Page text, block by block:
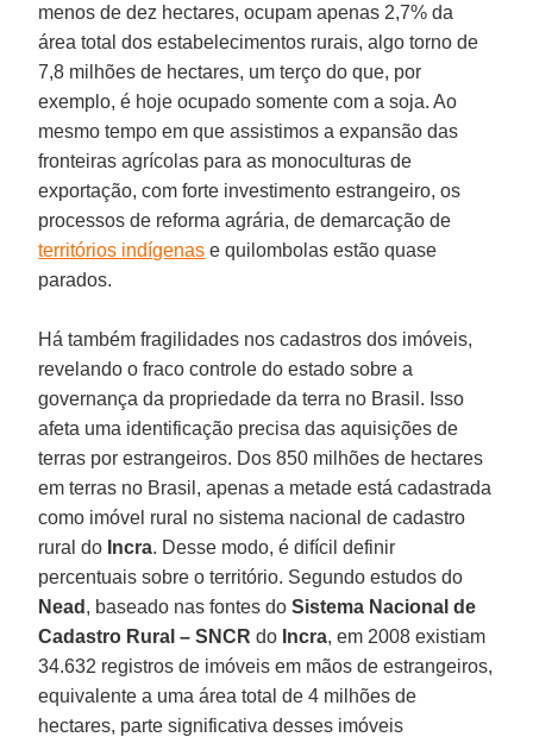
menos de dez hectares, ocupam apenas 2,7% da
área total dos estabelecimentos rurais, algo torno de
7,8 milhões de hectares, um terço do que, por
exemplo, é hoje ocupado somente com a soja. Ao
mesmo tempo em que assistimos a expansão das
fronteiras agrícolas para as monoculturas de
exportação, com forte investimento estrangeiro, os
processos de reforma agrária, de demarcação de
territórios indígenas e quilombolas estão quase
parados.
Há também fragilidades nos cadastros dos imóveis,
revelando o fraco controle do estado sobre a
governança da propriedade da terra no Brasil. Isso
afeta uma identificação precisa das aquisições de
terras por estrangeiros. Dos 850 milhões de hectares
em terras no Brasil, apenas a metade está cadastrada
como imóvel rural no sistema nacional de cadastro
rural do Incra. Desse modo, é difícil definir
percentuais sobre o território. Segundo estudos do
Nead , baseado nas fontes doSistema Nacional de
Cadastro Rural– SNCR do Incra, em 2008 existiam
34.632 registros de imóveis em mãos de estrangeiros,
equivalente a uma área total de 4 milhões de
hectares, parte significativa desses imóveis